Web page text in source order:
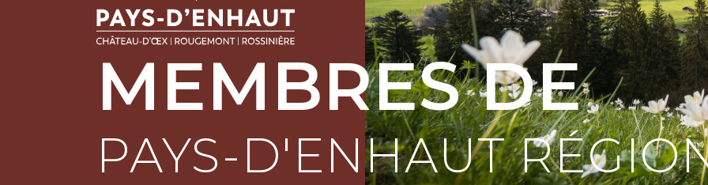
Soutien aux projets
Missions touristiques
Actualités
Événements
Contact
Nos membres
Nos engagements RSE
MEMBRES DE
PAYS-D'ENHAUT